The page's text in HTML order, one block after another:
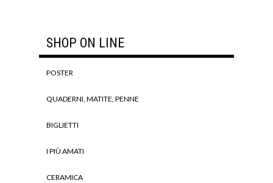
SHOP ON LINE
POSTER
QUADERNI, MATITE, PENNE
BIGLIETTI
I PIÙ AMATI
CERAMICA